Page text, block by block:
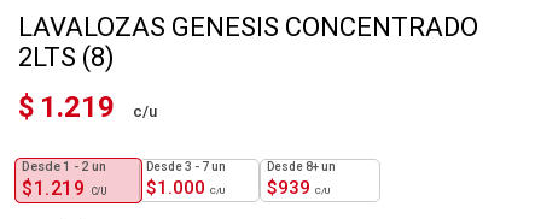
LAVALOZAS GENESIS CONCENTRADO
2LTS (8)
$ 1.219
$1.219
1 - 2 un
$1.000
3 - 7 un
$939
8+ un